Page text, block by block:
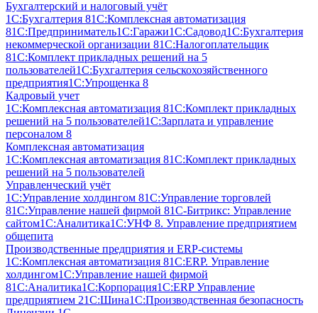
Бухгалтерский и налоговый учёт
1С:Бухгалтерия 81С:Комплексная автоматизация
81С:Предприниматель1С:Гаражи1С:Садовод1С:Бухгалтерия
некоммерческой организации 81С:Налогоплательщик
81С:Комплект прикладных решений на 5
пользователей1С:Бухгалтерия сельскохозяйственного
предприятия1С:Упрощенка 8
Кадровый учет
1С:Комплексная автоматизация 81С:Комплект прикладных
решений на 5 пользователей1С:Зарплата и управление
персоналом 8
Комплексная автоматизация
1С:Комплексная автоматизация 81С:Комплект прикладных
решений на 5 пользователей
Управленческий учёт
1С:Управление холдингом 81С:Управление торговлей
81С:Управление нашей фирмой 81С-Битрикс: Управление
сайтом1С:Аналитика1С:УНФ 8. Управление предприятием
общепита
Производственные предприятия и ERP-системы
1С:Комплексная автоматизация 81С:ERP. Управление
холдингом1С:Управление нашей фирмой
81С:Аналитика1С:Корпорация1С:ERP Управление
предприятием 21С:Шина1С:Производственная безопасность